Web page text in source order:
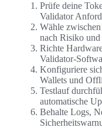
Prüfe deine
Validator
Wähle
nach Risiko
Richte
Validator-
Konfiguriere
Wallets und
Testlauf
automatische
Behalte Logs,